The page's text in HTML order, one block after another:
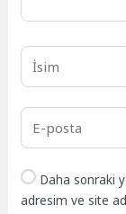
Daha sonraki
adresim ve site